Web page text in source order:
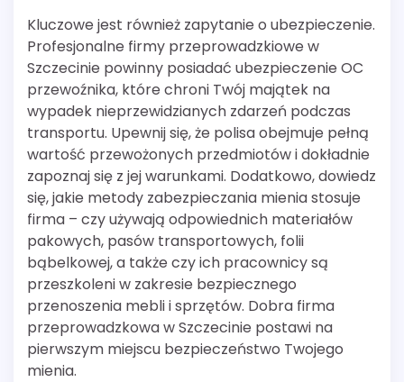
Kluczowe jest również zapytanie o ubezpieczenie.
Profesjonalne firmy przeprowadzkiowe w
Szczecinie powinny posiadać ubezpieczenie OC
przewoźnika, które chroni Twój majątek na
wypadek nieprzewidzianych zdarzeń podczas
transportu. Upewnij się, że polisa obejmuje pełną
wartość przewożonych przedmiotów i dokładnie
zapoznaj się z jej warunkami. Dodatkowo, dowiedz
się, jakie metody zabezpieczania mienia stosuje
firma – czy używają odpowiednich materiałów
pakowych, pasów transportowych, folii
bąbelkowej, a także czy ich pracownicy są
przeszkoleni w zakresie bezpiecznego
przenoszenia mebli i sprzętów. Dobra firma
przeprowadzkowa w Szczecinie postawi na
pierwszym miejscu bezpieczeństwo Twojego
mienia.